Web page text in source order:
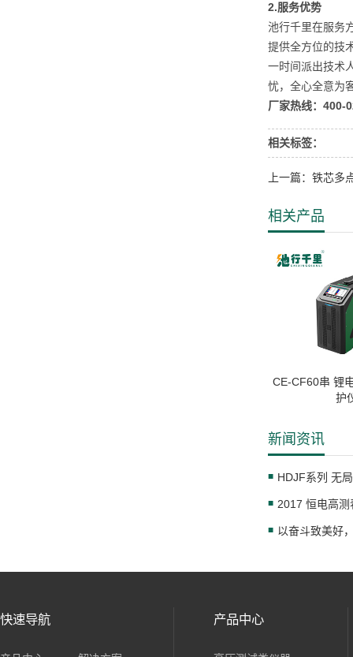
2.服务优势
池行千里在服务
提供全方位的技
一时间派出技术
忧，全心全意为
厂家热线：400-
相关标签：
上一篇：铁芯多
相关产品
CE-CF60串 锂
护
新闻资讯
HDJF系列 无
2017 恒电高
快速导航 产品中心